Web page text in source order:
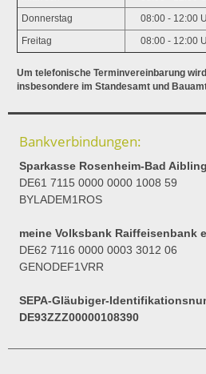
Donnerstag 08:00 - 12:00
Freitag 08:00 - 12:00
Um telefonische Terminvereinbarung
insbesondere im Standesamt und
Bankverbindungen:
Sparkasse Rosenheim-Bad Aibling
DE61 7115 0000 0000 1008 59
BYLADEM1ROS
meine Volksbank Raiffeisenbank
DE62 7116 0000 0003 3012 06
GENODEF1VRR
SEPA-Gläubiger-
DE93ZZZ00000108390